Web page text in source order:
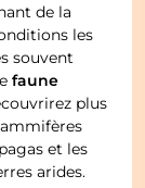
de la
les
souvent
faune
plus
et les
arides.